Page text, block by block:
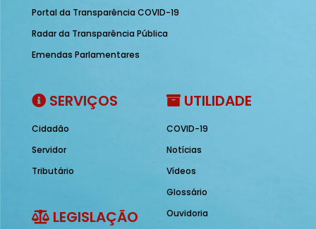
Portal da Transparência COVID-19
Radar da Transparência Pública
Emendas Parlamentares
SERVIÇOS
Cidadão
Servidor
Tributário
LEGISLAÇÃO
UTILIDADE
COVID-19
Notícias
Vídeos
Glossário
Ouvidoria